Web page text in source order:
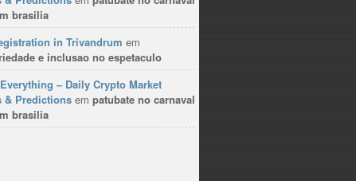
brasilia
in Trivandrum em
e inclusao no espetaculo
– Daily Crypto Market
& Predictions em patubate no carnaval
brasilia